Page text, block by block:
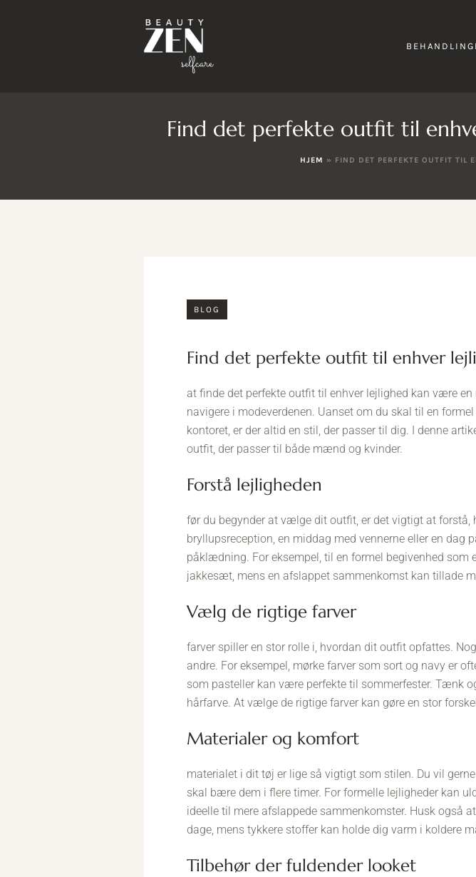
Find det perfekte outfit til
HJEM » FIND DET PERFEKTE OUTFIT TIL
BLOG
find det perfekte outfit til enhver
at finde det perfekte outfit til enhver lejlighed kan være
navigere i modeverdenen. Uanset om du skal til en
kontoret, er der altid en stil, der passer til dig. I denne
outfit, der passer til både mænd og kvinder.
forstå lejligheden
før du begynder at vælge dit outfit, er det vigtigt at forstå,
bryllupsreception, en middag med vennerne eller en
påklædning. For eksempel, til en formel begivenhed
jakkesæt, mens en afslappet sammenkomst kan tillade
vælg de rigtige farver
farver spiller en stor rolle i, hvordan dit outfit opfattes.
andre. For eksempel, mørke farver som sort og navy er
som pasteller kan være perfekte til sommerfester. Tænk
hårfarve. At vælge de rigtige farver kan gøre en stor
materialer og komfort
materialet i dit tøj er lige så vigtigt som stilen. Du vil
skal bære dem i flere timer. For formelle lejligheder kan
ideelle til mere afslappede sammenkomster. Husk også
dage, mens tykkere stoffer kan holde dig varm i koldere
tilbehør der fuldender looket